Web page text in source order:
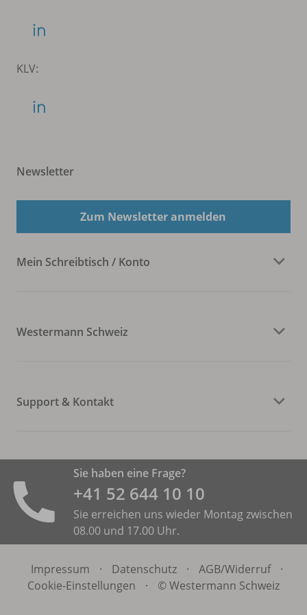
KLV:
Newsletter
Zum Newsletter anmelden
Mein Schreibtisch / Konto
Westermann Schweiz
Support & Kontakt
Sie haben eine Frage?
+41 52 644 10 10
Sie erreichen uns wieder Montag zwischen
08.00 und 17.00 Uhr.
Impressum · Datenschutz · AGB/Widerruf
·
Cookie-Einstellungen
· © Westermann Schweiz